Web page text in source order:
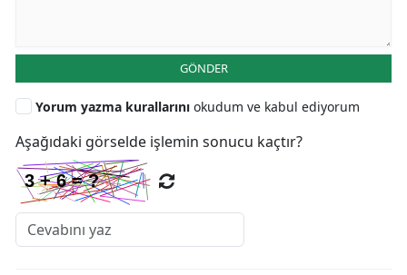
GÖNDER
Yorum yazma kurallarını okudum ve kabul ediyorum
Aşağıdaki görselde işlemin sonucu kaçtır?